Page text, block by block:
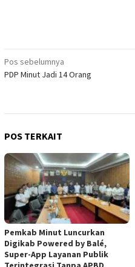
Navigasi
pos
Pos sebelumnya
PDP Minut Jadi 14 Orang
POS TERKAIT
Pemkab Minut Luncurkan
Digikab Powered by Balé,
Super-App Layanan Publik